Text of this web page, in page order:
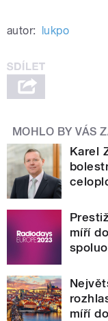
autor: lukpo
MOHLO BY VÁS
Karel
míří
míří